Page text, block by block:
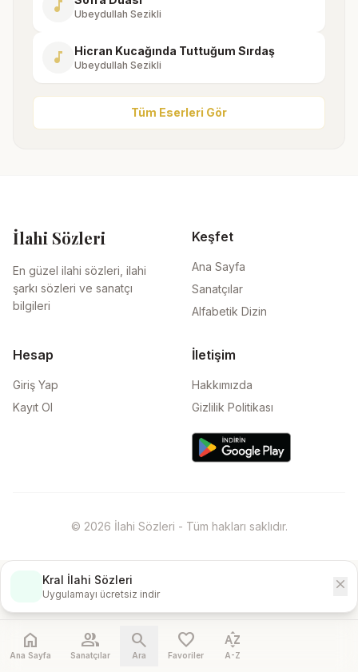
music_note Ubeydullah Sezikli
music_note Hicran Kucağında Tuttuğum Sırdaş
Ubeydullah Sezikli
Tüm Eserleri Gör
İlahi Sözleri
En güzel ilahi sözleri, ilahi
şarkı sözleri ve sanatçı
bilgileri
Keşfet
Ana Sayfa
Sanatçılar
Alfabetik Dizin
Hesap
Giriş Yap
Kayıt Ol
İletişim
Hakkımızda
Gizlilik Politikası
© 2026 İlahi Sözleri - Tüm hakları saklıdır.
Kral İlahi Sözleri
Uygulamayı ücretsiz indir
close
home
Ana Sayfa
people
Sanatçılar
search
Ara
favorite
Favoriler
sort_by_alpha
A-Z